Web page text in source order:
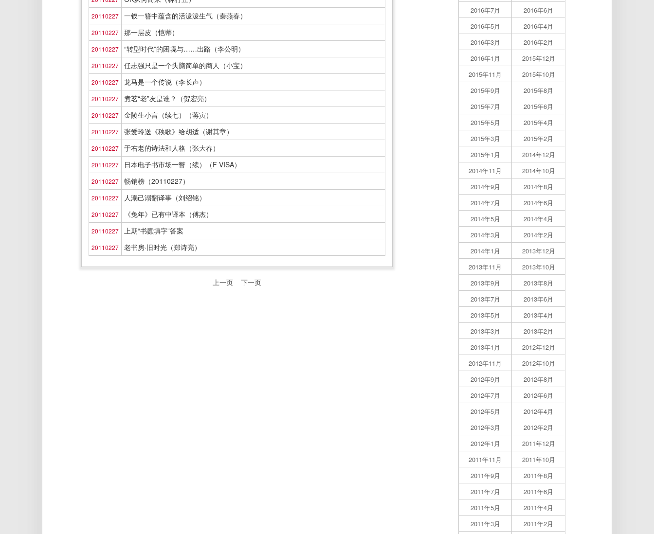
20110227 一钗一簪中蕴含的活泼泼生气（秦燕春）
20110227 那一层皮（恺蒂）
20110227 “转型时代”的困境与……出路（李公明）
20110227 任志强只是一个头脑简单的商人（小宝）
20110227 龙马是一个传说（李长声）
20110227 煮茗“老”友是谁？（贺宏亮）
20110227 金陵生小言（续七）（蒋寅）
20110227 张爱玲送《秧歌》给胡适（谢其章）
20110227 于右老的诗法和人格（张大春）
20110227 日本电子书市场一瞥（续）（F VISA）
20110227 畅销榜（20110227）
20110227 人溺己溺翻译事（刘绍铭）
20110227 《兔年》已有中译本（傅杰）
20110227 上期“书蠹填字”答案
20110227 老书房·旧时光（郑诗亮）
上一页 下一页
2016年7月
2016年6月
2016年5月
2016年4月
2016年3月
2016年2月
2016年1月
2015年12月
2015年11月
2015年10月
2015年9月
2015年8月
2015年7月
2015年6月
2015年5月
2015年4月
2015年3月
2015年2月
2015年1月
2014年12月
2014年11月
2014年10月
2014年9月
2014年8月
2014年7月
2014年6月
2014年5月
2014年4月
2014年3月
2014年2月
2014年1月
2013年12月
2013年11月
2013年10月
2013年9月
2013年8月
2013年7月
2013年6月
2013年5月
2013年4月
2013年3月
2013年2月
2013年1月
2012年12月
2012年11月
2012年10月
2012年9月
2012年8月
2012年7月
2012年6月
2012年5月
2012年4月
2012年3月
2012年2月
2012年1月
2011年12月
2011年11月
2011年10月
2011年9月
2011年8月
2011年7月
2011年6月
2011年5月
2011年4月
2011年3月
2011年2月